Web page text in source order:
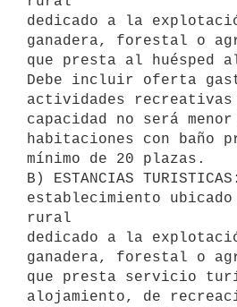
dedicado a la
ganadera, forestal o
que presta al huésped
Debe incluir oferta
actividades
capacidad no será
habitaciones con baño
mínimo de 20 plazas.
B) ESTANCIAS
establecimiento
rural
dedicado a la
ganadera, forestal o
que presta servicio
alojamiento, de